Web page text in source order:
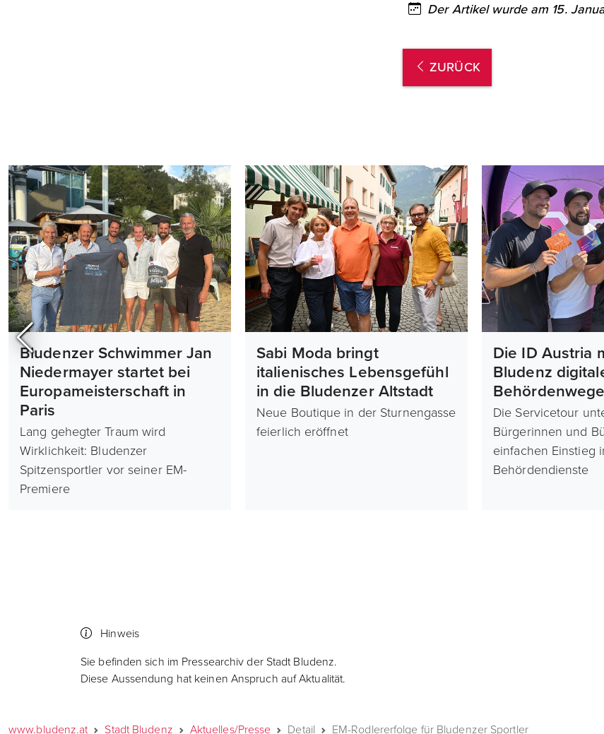
Der Artikel wurde am 15.
ZURÜCK
Bludenzer Schwimmer Jan
Niedermayer startet bei
Europameisterschaft in
Paris
Lang gehegter Traum wird
Wirklichkeit: Bludenzer
Spitzensportler vor seiner EM-
Premiere
Sabi Moda bringt
italienisches Lebensgefühl
in die Bludenzer Altstadt
Neue Boutique in der Sturnengasse
feierlich eröffnet
Die ID Austria
Bludenz
Die Servicetour
Bürgerinnen und
einfachen Einstieg
Behördendienste
Hinweis
Sie befinden sich im Pressearchiv der Stadt Bludenz.
Diese Aussendung hat keinen Anspruch auf Aktualität.
www.bludenz.at Stadt Bludenz Aktuelles/Presse Detail EM-Rodlererfolge für Bludenzer Sportler